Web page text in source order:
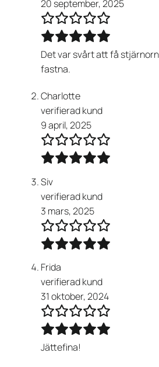
20 september, 2025
Det var svårt att få
fastna.
Charlotte
verifierad kund
9 april, 2025
Siv
verifierad kund
3 mars, 2025
Frida
verifierad kund
31 oktober, 2024
Jättefina!